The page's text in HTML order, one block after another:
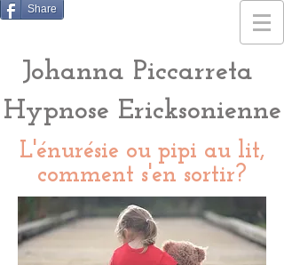
Share
Johanna Piccarreta
Hypnose Ericksonienne
L'énurésie ou pipi au lit,
comment s'en sortir?